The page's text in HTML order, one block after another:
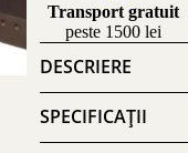
Transport gratuit
peste 1500 lei
DESCRIERE
SPECIFICAȚII